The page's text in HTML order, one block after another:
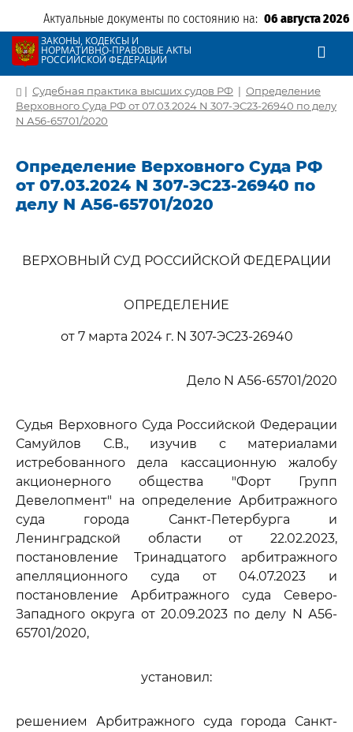
Актуальные документы по состоянию на: 06 августа 2026
ЗАКОНЫ, КОДЕКСЫ И
НОРМАТИВНО-ПРАВОВЫЕ АКТЫ
РОССИЙСКОЙ ФЕДЕРАЦИИ
| Судебная практика высших судов РФ | Определение
Верховного Суда РФ от 07.03.2024 N 307-ЭС23-26940 по делу
N А56-65701/2020
Определение Верховного Суда РФ
от 07.03.2024 N 307-ЭС23-26940 по
делу N А56-65701/2020
ВЕРХОВНЫЙ СУД РОССИЙСКОЙ ФЕДЕРАЦИИ
ОПРЕДЕЛЕНИЕ
от 7 марта 2024 г. N 307-ЭС23-26940
Дело N А56-65701/2020
Судья Верховного Суда Российской Федерации
Самуйлов С.В., изучив с материалами
истребованного дела кассационную жалобу
акционерного общества "Форт Групп
Девелопмент" на определение Арбитражного
суда города Санкт-Петербурга и
Ленинградской области от 22.02.2023,
постановление Тринадцатого арбитражного
апелляционного суда от 04.07.2023 и
постановление Арбитражного суда Северо-
Западного округа от 20.09.2023 по делу N А56-
65701/2020,
установил:
решением Арбитражного суда города Санкт-